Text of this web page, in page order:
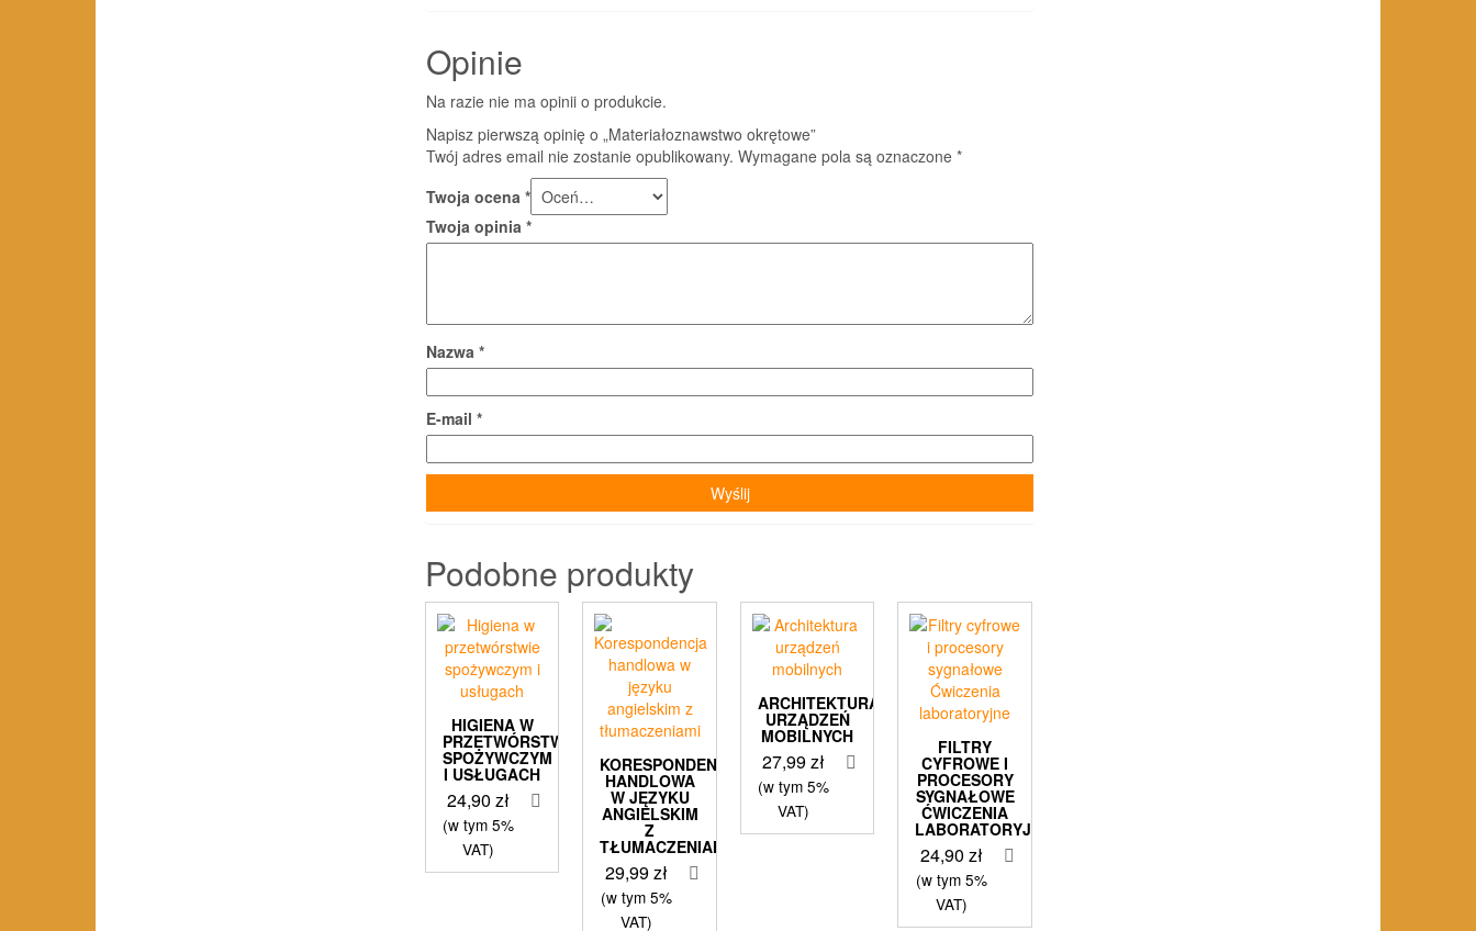
Opinie
Na razie nie ma opinii o produkcie.
Napisz pierwszą opinię o „Materiałoznawstwo okrętowe”
Twój adres email nie zostanie opublikowany. Wymagane pola są oznaczone *
Twoja ocena *
Twoja opinia *
Nazwa *
E-mail *
Podobne produkty
HIGIENA W
PRZETWÓRSTWIE
SPOŻYWCZYM
I USŁUGACH
24,90zł
(w tym 5%
VAT)
KORESPONDENCJA
HANDLOWA
W JĘZYKU
ANGIELSKIM
Z
TŁUMACZENIAMI
29,99zł
(w tym 5%
VAT)
ARCHITEKTURA
URZĄDZEŃ
MOBILNYCH
27,99zł
(w tym 5%
VAT)
FILTRY
CYFROWE I
PROCESORY
SYGNAŁOWE
ĆWICZENIA
LABORATORYJNE
24,90 zł
(w tym 5%
VAT)